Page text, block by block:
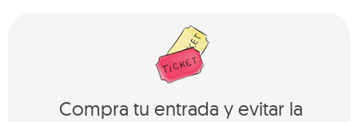
Compra tu entrada y evitar la